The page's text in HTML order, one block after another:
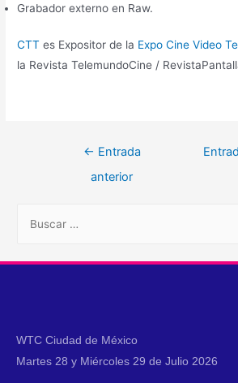
Grabador externo en Raw.
CTT es Expositor de la Expo Cine Video
la Revista TelemundoCine /
← Entrada
anterior
WTC Ciudad de México
Martes 28 y Miércoles 29 de Julio 2026